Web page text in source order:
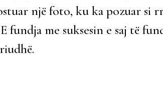
një foto, ku ka pozuar si
fundja me suksesin e saj të